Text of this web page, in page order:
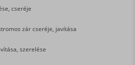
cseréje
zár cseréje, javítása
szerelése